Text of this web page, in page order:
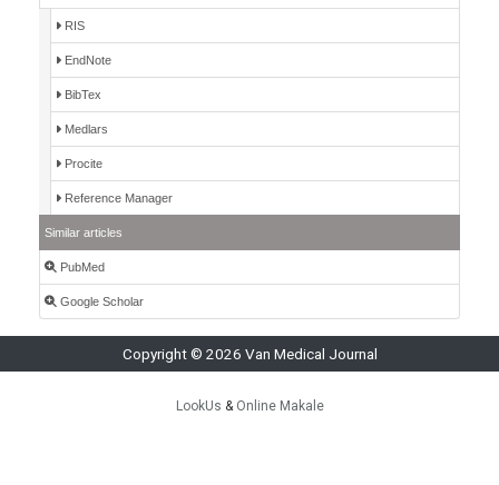
RIS
EndNote
BibTex
Medlars
Procite
Reference Manager
Similar articles
PubMed
Google Scholar
Copyright © 2026 Van Medical Journal
LookUs & Online Makale